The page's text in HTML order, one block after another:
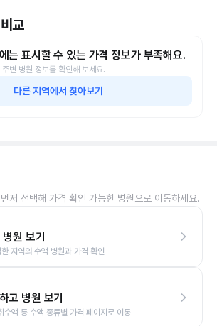
교
는 표시할 수 있는 가격 정보가 부족해요.
변 병원 정보를 확인해 보세요.
다른 지역에서 찾아보기
저 선택해 가격 확인 가능한 병원으로 이동하세요.
원 보기
지역의 수액 병원과 가격 확인
고 병원 보기
수액 등 수액 종류별 가격 페이지로 이동